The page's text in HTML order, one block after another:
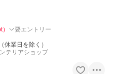
） 要エントリー
休業日を除く）
テリアショップ